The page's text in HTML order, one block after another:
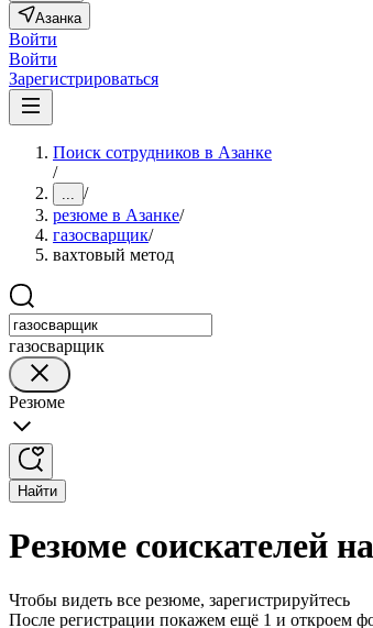
Азанка
Войти
Войти
Зарегистрироваться
Поиск сотрудников в Азанке
/
... /
резюме в Азанке/
газосварщик/
вахтовый метод
газосварщик
Резюме
Найти
Резюме соискателей
Чтобы видеть все резюме, зарегистрируйтесь
После регистрации покажем ещё 1 и откроем